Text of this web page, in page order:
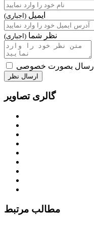
ایمیل (اجباری)
نظر شما (اجباری)
ارسال بصورت خصوصی
ارسال نظر
گالری تصاویر
مطالب مرتبط